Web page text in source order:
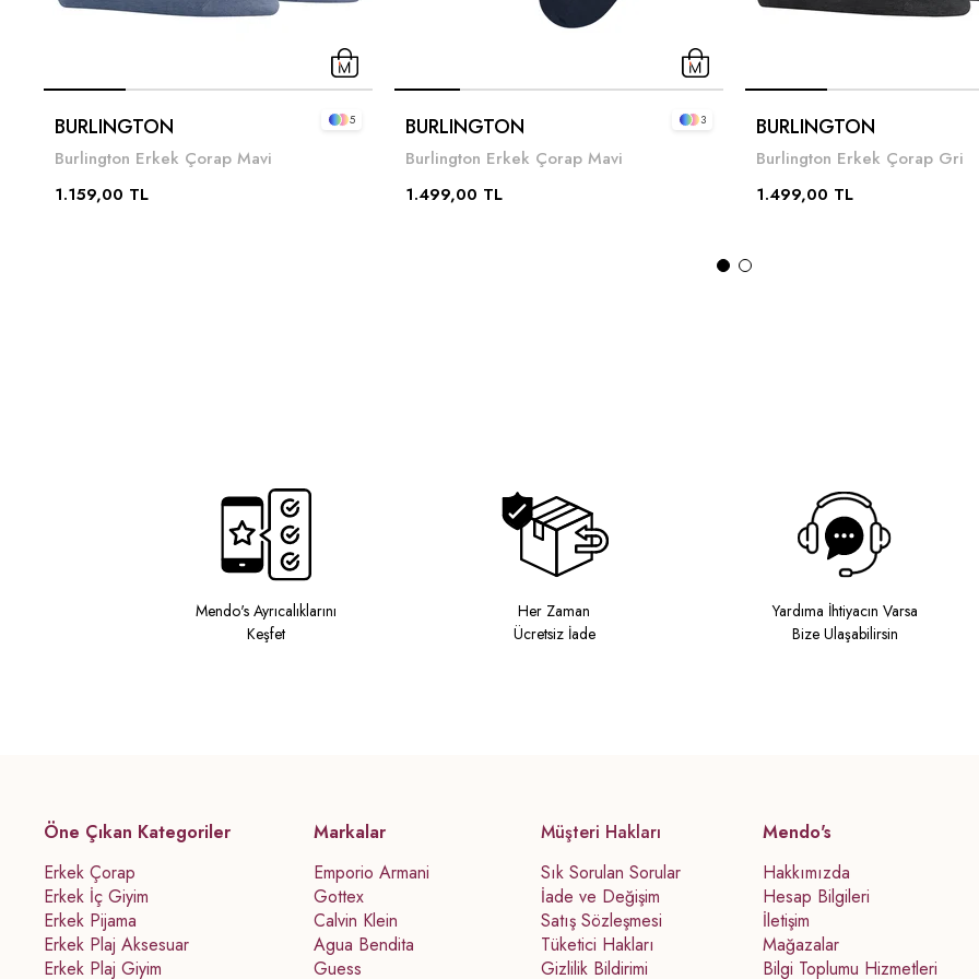
BURLINGTON
Burlington Erkek Çorap Mavi
1.159,00 TL
5 BURLINGTON
Burlington Erkek Çorap Mavi
1.499,00 TL
3 BURLINGTON
Burlington Erkek Çorap Gri
1.499,00 TL
Mendo's Ayrıcalıklarını
Keşfet
Her Zaman
Ücretsiz İade
Yardıma İhtiyacın Varsa
Bize Ulaşabilirsin
Öne Çıkan Kategoriler
Erkek Çorap
Erkek İç Giyim
Erkek Pijama
Erkek Plaj Aksesuar
Erkek Plaj Giyim
Markalar
Emporio Armani
Gottex
Calvin Klein
Agua Bendita
Guess
Müşteri Hakları
Sık Sorulan Sorular
İade ve Değişim
Satış Sözleşmesi
Tüketici Hakları
Gizlilik Bildirimi
Mendo's
Hakkımızda
Hesap Bilgileri
İletişim
Mağazalar
Bilgi Toplumu Hizmetleri